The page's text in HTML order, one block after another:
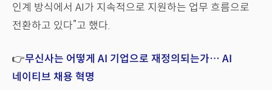
인계 방식에서 AI가 지속적으로 지원하는 업무 흐름으로
전환하고 있다”고 했다.
👉무신사는 어떻게 AI 기업으로 재정의되는가… AI
네이티브 채용 혁명